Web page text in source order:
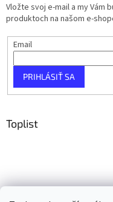
Vložte svoj e-mail a my Vám
produktoch na našom e-
Email
PRIHLÁSIŤ SA
Toplist